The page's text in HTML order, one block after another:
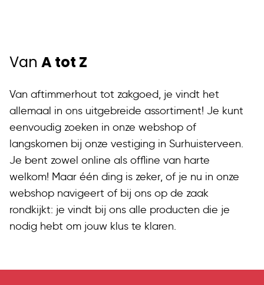
Van A tot Z
Van aftimmerhout tot zakgoed, je vindt het
allemaal in ons uitgebreide assortiment! Je kunt
eenvoudig zoeken in onze webshop of
langskomen bij onze vestiging in Surhuisterveen.
Je bent zowel online als offline van harte
welkom! Maar één ding is zeker, of je nu in onze
webshop navigeert of bij ons op de zaak
rondkijkt: je vindt bij ons alle producten die je
nodig hebt om jouw klus te klaren.